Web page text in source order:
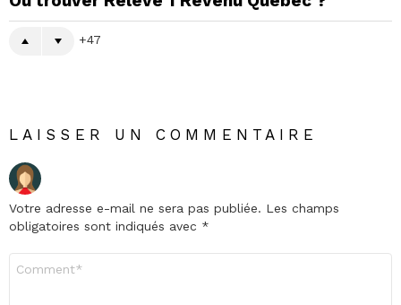
47
LAISSER UN COMMENTAIRE
Votre adresse e-mail ne sera pas publiée. Les champs
obligatoires sont indiqués avec *